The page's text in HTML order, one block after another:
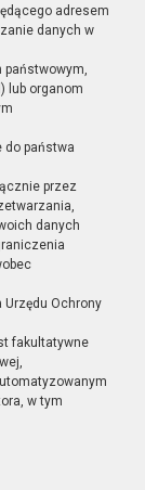
adresem
danych w
państwowym,
lub organom
do państwa
przez
danych
Urzędu Ochrony
fakultatywne
w tym